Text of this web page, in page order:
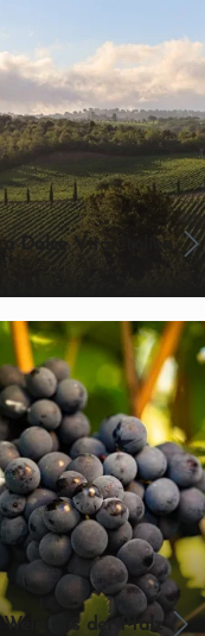
La Dolce Vita: Italien
Wein aus der Pfalz